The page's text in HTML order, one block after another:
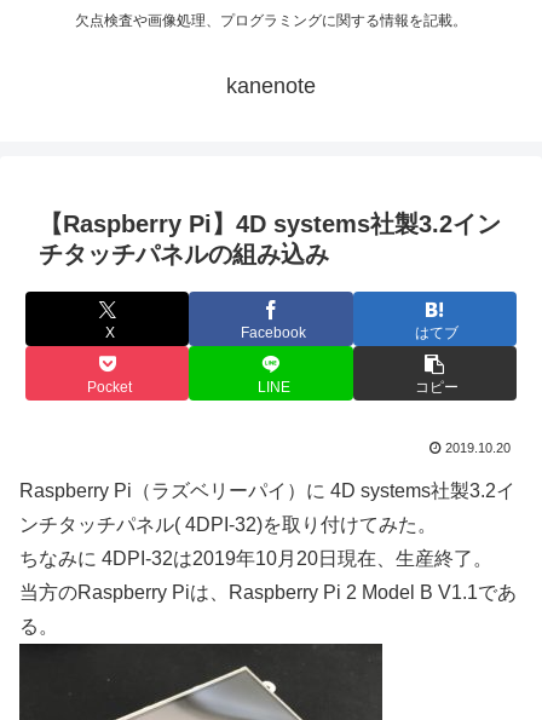
欠点検査や画像処理、プログラミングに関する情報を記載。
kanenote
【Raspberry Pi】4D systems社製3.2イン
チタッチパネルの組み込み
X Facebook はてブ
Pocket LINE コピー
2019.10.20
Raspberry Pi（ラズベリーパイ）に 4D systems社製3.2イ
ンチタッチパネル( 4DPI-32)を取り付けてみた。
ちなみに 4DPI-32は2019年10月20日現在、生産終了。
当方のRaspberry Piは、Raspberry Pi 2 Model B V1.1であ
る。